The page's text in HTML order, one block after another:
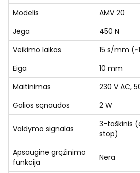
Modelis
AMV 20
Jėga
450 N
Veikimo laikas
15 s/mm
Eiga
10 mm
Maitinimas
230 V AC,
Galios sąnaudos
2 W
Valdymo signalas
3-taškinis
stop)
Apsauginė grąžinimo
funkcija
Nėra